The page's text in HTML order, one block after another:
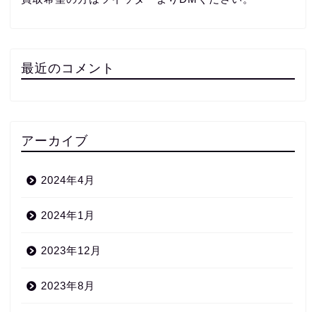
最近のコメント
アーカイブ
2024年4月
2024年1月
2023年12月
2023年8月